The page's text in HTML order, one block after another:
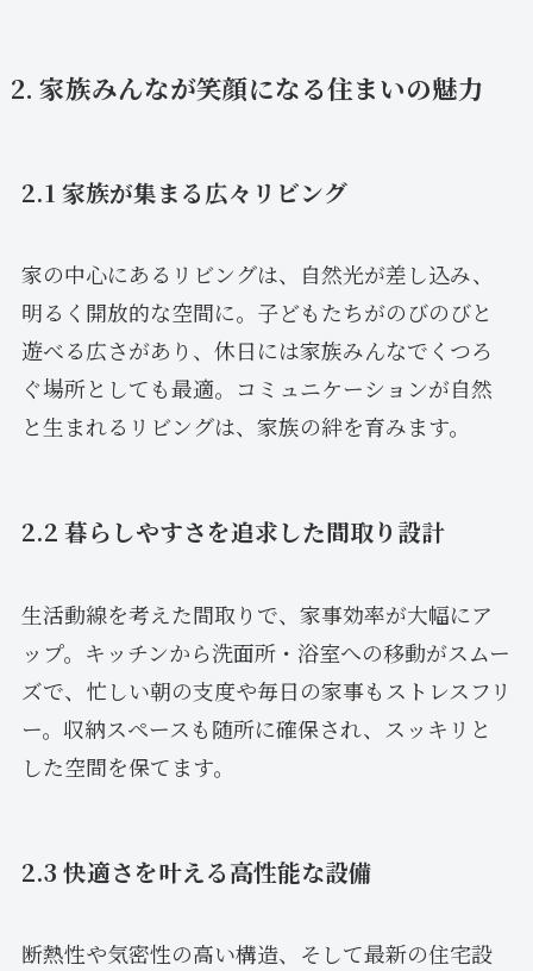
2. 家族みんなが笑顔になる住まいの魅力
2.1 家族が集まる広々リビング
家の中心にあるリビングは、自然光が差し込み、
明るく開放的な空間に。子どもたちがのびのびと
遊べる広さがあり、休日には家族みんなでくつろ
ぐ場所としても最適。コミュニケーションが自然
と生まれるリビングは、家族の絆を育みます。
2.2 暮らしやすさを追求した間取り設計
生活動線を考えた間取りで、家事効率が大幅にア
ップ。キッチンから洗面所・浴室への移動がスムー
ズで、忙しい朝の支度や毎日の家事もストレスフリ
ー。収納スペースも随所に確保され、スッキリと
した空間を保てます。
2.3 快適さを叶える高性能な設備
断熱性や気密性の高い構造、そして最新の住宅設